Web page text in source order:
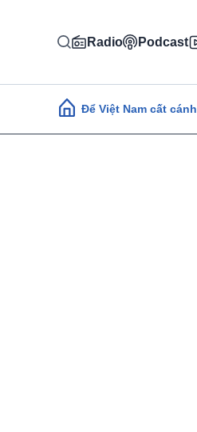
Radio Podcast
Main navigation
Để Việt Nam cất cánh